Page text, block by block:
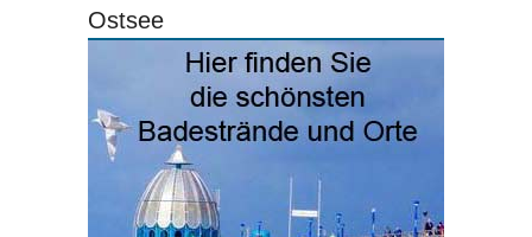
Ostsee